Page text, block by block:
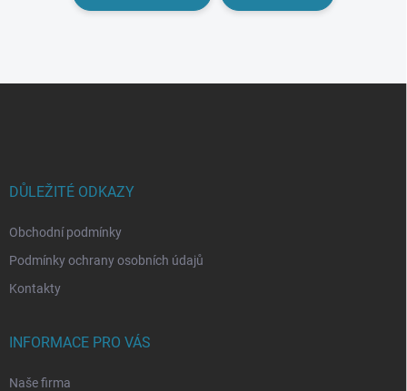
DŮLEŽITÉ ODKAZY
Obchodní podmínky
Podmínky ochrany osobních údajů
Kontakty
INFORMACE PRO VÁS
Naše firma